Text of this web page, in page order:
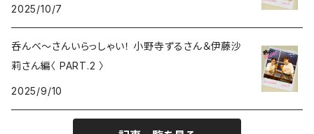
2025/10/7
呑んベ〜さんいらっしゃい！ 小野寺ずるさん＆伊藤沙
莉さん編〈 PART.2 〉
2025/9/10